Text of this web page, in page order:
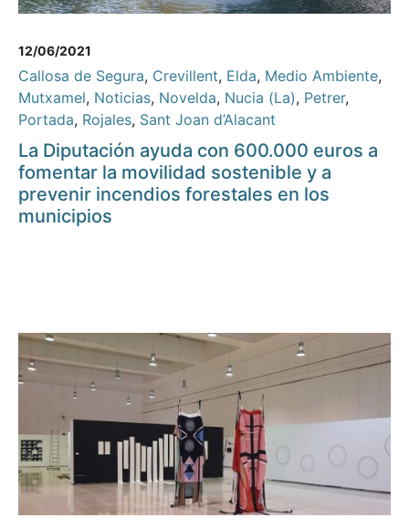
12/06/2021
Callosa de Segura, Crevillent, Elda, Medio Ambiente,
Mutxamel, Noticias, Novelda, Nucia (La), Petrer,
Portada, Rojales, Sant Joan d’Alacant
La Diputación ayuda con 600.000 euros a
fomentar la movilidad sostenible y a
prevenir incendios forestales en los
municipios